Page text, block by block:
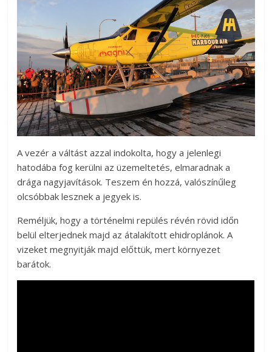
A vezér a váltást azzal indokolta, hogy a jelenlegi
hatodába fog kerülni az üzemeltetés, elmaradnak a
drága nagyjavítások. Teszem én hozzá, valószínűleg
olcsóbbak lesznek a jegyek is.
Reméljük, hogy a történelmi repülés révén rövid időn
belül elterjednek majd az átalakított ehidroplánok. A
vizeket megnyitják majd előttük, mert környezet
barátok.